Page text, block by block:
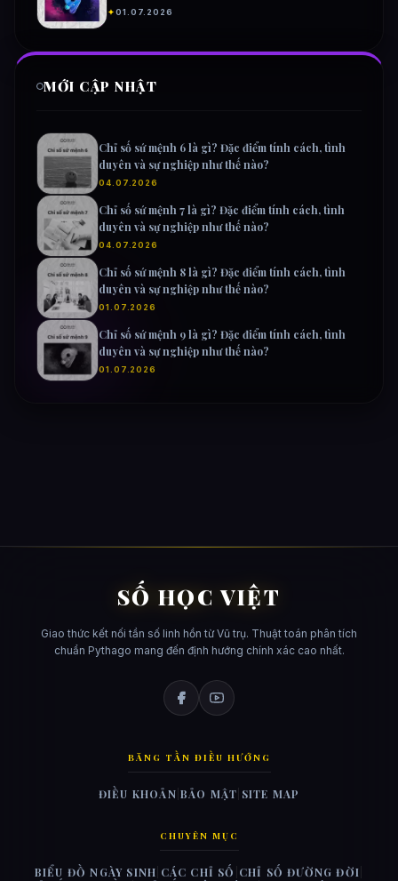
✦01.07.2026
MỚI CẬP NHẬT
Chỉ số sứ mệnh 6 là gì? Đặc điểm tính cách, tình
duyên và sự nghiệp như thế nào?
04.07.2026
Chỉ số sứ mệnh 7 là gì? Đặc điểm tính cách, tình
duyên và sự nghiệp như thế nào?
04.07.2026
Chỉ số sứ mệnh 8 là gì? Đặc điểm tính cách, tình
duyên và sự nghiệp như thế nào?
01.07.2026
Chỉ số sứ mệnh 9 là gì? Đặc điểm tính cách, tình
duyên và sự nghiệp như thế nào?
01.07.2026
SỐ HỌC VIỆT
Giao thức kết nối tần số linh hồn từ Vũ trụ. Thuật toán phân tích
chuẩn Pythago mang đến định hướng chính xác cao nhất.
BĂNG TẦN ĐIỀU HƯỚNG
ĐIỀU KHOẢN BẢO MẬT SITE MAP
CHUYÊN MỤC
BIỂU ĐỒ NGÀY SINH CÁC CHỈ SỐ CHỈ SỐ ĐƯỜNG ĐỜI